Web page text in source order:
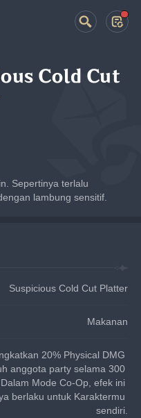
Cold Cut
Sepertinya terlalu
lambung sensitif.
Suspicious Cold Cut Platter
Makanan
20% Physical DMG
anggota party selama 300
Mode Co-Op, efek ini
berlaku untuk Karaktermu
sendiri.